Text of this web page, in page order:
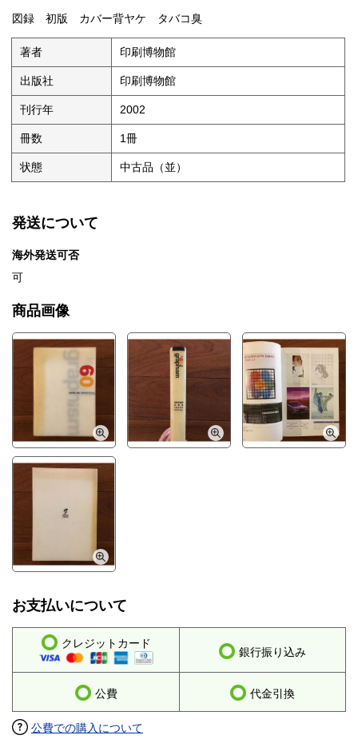
図録 初版 カバー背ヤケ タバコ臭
著者 印刷博物館
出版社 印刷博物館
刊行年 2002
冊数 1冊
状態 中古品（並）
発送について
海外発送可否
可
商品画像
お支払いについて
クレジットカード
銀行振り込み
公費 代金引換
公費での購入について